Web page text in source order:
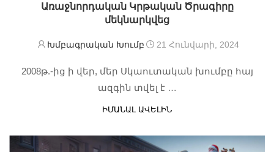
Առաջնորդական Կրթական Ծրագիրը
մեկնարկվեց
Խմբագրական Խումբ 21 Հունվարի, 2024
2008թ.-ից ի վեր, մեր Սկաուտական խումբը հայ
ազգին տվել է …
ԻՄԱՆԱԼ ԱՎԵԼԻՆ